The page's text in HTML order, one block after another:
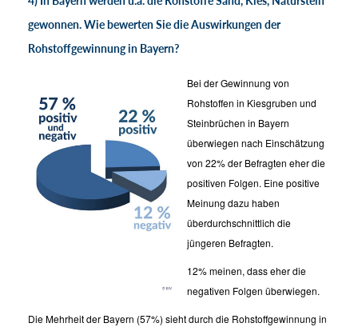
gewonnen. Wie bewerten Sie die Auswirkungen der
Rohstoffgewinnung in Bayern?
Bei der Gewinnung von
Rohstoffen in Kiesgruben und
Steinbrüchen in Bayern
überwiegen nach Einschätzung
von 22% der Befragten eher die
positiven Folgen. Eine positive
Meinung dazu haben
überdurchschnittlich die
jüngeren Befragten.
12% meinen, dass eher die
negativen Folgen überwiegen.
Die Mehrheit der Bayern (57%) sieht durch die Rohstoffgewinnung in